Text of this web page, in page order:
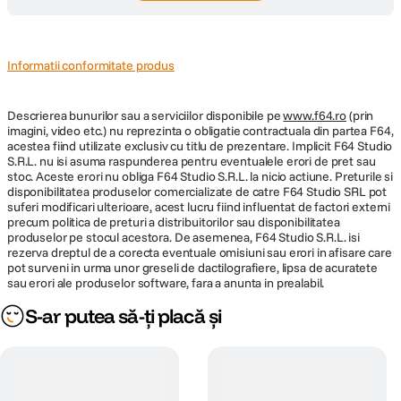
termosensibil si cu tehnologie de ultima generatie AI, ceea ce ii
obiect aflat in miscare. Datorita acestor tehnologii, numarul
alarmelor false este redus considerabil. Notificarile se vor trimite
pe telefonul tau mobil doar in cazul in care camera de
supraveghere va detecta un om, si nu si atunci cand va detecta un
animal. Imediat ce primesti notificatia poti deschide aplicatia pentru
a verifica ce se intampla in casa ta.
Filmare de noapte
Senzorul infrarosu este performant pana si in conditii de lumina
scazuta, atunci cand activeaza automat optiunea de filmare si
Informatii conformitate produs
Descrierea bunurilor sau a serviciilor disponibile pewww.f64.ro(prin
imagini, video etc.) nu reprezinta o obligatie contractuala din partea F64,
acestea fiind utilizate exclusiv cu titlu de prezentare. Implicit F64 Studio
S.R.L. nu isi asuma raspunderea pentru eventualele erori de pret sau
stoc. Aceste erori nu obliga F64 Studio S.R.L. la nicio actiune. Preturile si
disponibilitatea produselor comercializate de catre F64 Studio SRL pot
suferi modificari ulterioare, acest lucru fiind influentat de factori externi
precum politica de preturi a distribuitorilor sau disponibilitatea
produselor pe stocul acestora. De asemenea, F64 Studio S.R.L. isi
rezerva dreptul de a corecta eventuale omisiuni sau erori in afisare care
pot surveni in urma unor greseli de dactilografiere, lipsa de acuratete
sau erori ale produselor software, fara a anunta in prealabil.
S-ar putea să-ți placă și